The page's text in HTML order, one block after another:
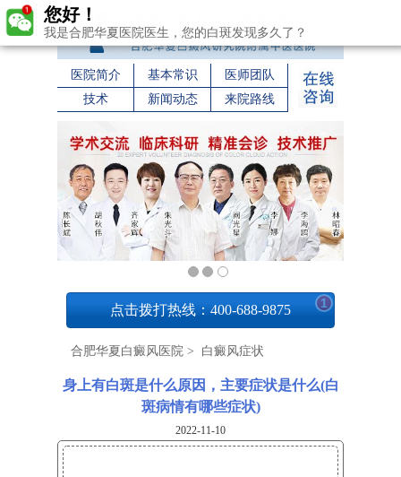
医院简介 基本常识
医师团队
技术
新闻动态 来院路线
点击拨打热线：400-688-9875 1
合肥华夏白癜风医院 > 白癜风症状
身上有白斑是什么原因，主要症状是什么(白
斑病情有哪些症状)
2022-11-10
您好！
我是合肥华夏医院医生，您的白斑发现多久了？